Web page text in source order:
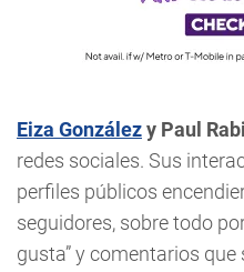
Eiza Gonzálezy Paul
redes sociales. Sus
perfiles públicos
seguidores, sobre todo
gusta” y comentarios